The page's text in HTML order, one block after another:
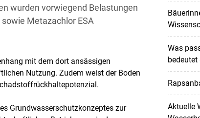
wurden vorwiegend Belastungen
Metazachlor ESA
mit dem dort ansässigen
Nutzung. Zudem weist der Boden
Grundwasserschutzkonzeptes zur
Was
bedeutet
Aktuelle